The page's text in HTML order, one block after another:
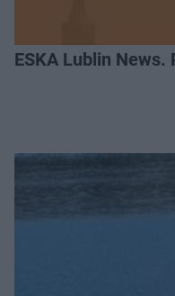
ESKA Lublin News.